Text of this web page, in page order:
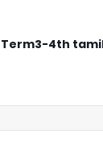
Term3-4th